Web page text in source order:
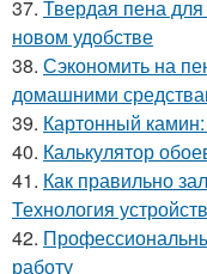
37. Твердая пена
новом удобстве
38. Сэкономить на
домашними
39. Картонный
40. Калькулятор
41. Как правильно
Технология
42.
работу